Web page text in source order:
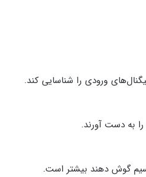
ورودی را شناسایی کند.
گوش دهند بیشتر است.